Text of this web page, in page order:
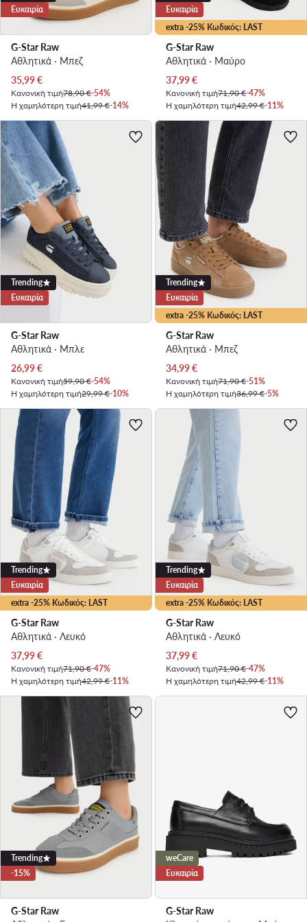
Ευκαιρία
G-Star Raw
Αθλητικά · Μπεζ
Τρέχουσα τιμή
35,99€
Κανονική τιμή78,90 €-54%
Η χαμηλότερη τιμή41,99 €-14%
extra -25% Κωδικός: LAST
Ευκαιρία
G-Star Raw
Αθλητικά · Μαύρο
Τρέχουσα τιμή
37,99€
Κανονική τιμή71,90 €-47%
Η χαμηλότερη τιμή42,99 €-11%
Trending
Ευκαιρία
G-Star Raw
Αθλητικά · Μπλε
Τρέχουσα τιμή
26,99€
Κανονική τιμή59,90 €-54%
Η χαμηλότερη τιμή29,99 €-10%
extra -25% Κωδικός: LAST
Trending
Ευκαιρία
G-Star Raw
Αθλητικά · Μπεζ
Τρέχουσα τιμή
34,99€
Κανονική τιμή71,90 €-51%
Η χαμηλότερη τιμή36,99 €-5%
extra -25% Κωδικός: LAST
Trending
Ευκαιρία
G-Star Raw
Αθλητικά · Λευκό
Τρέχουσα τιμή
37,99€
Κανονική τιμή71,90 €-47%
Η χαμηλότερη τιμή42,99 €-11%
extra -25% Κωδικός: LAST
Trending
Ευκαιρία
G-Star Raw
Αθλητικά · Λευκό
Τρέχουσα τιμή
37,99€
Κανονική τιμή71,90 €-47%
Η χαμηλότερη τιμή42,99 €-11%
Trending
-15%
G-Star Raw
weCare
Ευκαιρία
G-Star Raw